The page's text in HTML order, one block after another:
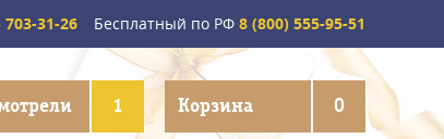
703-31-26 Бесплатный по РФ 8 (800) 555-95-51
1 Корзина 0